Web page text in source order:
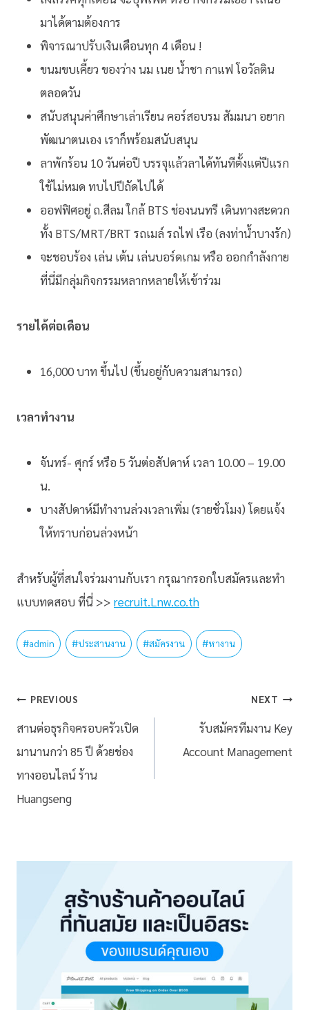
มาได้ตามต้องการ
พิจารณาปรับเงินเดือนทุก 4 เดือน !
ขนมขบเคี้ยว ของว่าง นม เนย น้ำชา กาแฟ โอวัลติน
ตลอดวัน
สนับสนุนค่าศึกษาเล่าเรียน คอร์สอบรม สัมมนา อยาก
พัฒนาตนเอง เราก็พร้อมสนับสนุน
ลาพักร้อน 10 วันต่อปี บรรจุแล้วลาได้ทันทีตั้งแต่ปีแรก
ใช้ไม่หมด ทบไปปีถัดไปได้
ออฟฟิศอยู่ ถ.สีลม ใกล้ BTS ช่องนนทรี เดินทางสะดวก
ทั้ง BTS/MRT/BRT รถเมล์ รถไฟ เรือ (ลงท่าน้ำบางรัก)
จะชอบร้อง เล่น เต้น เล่นบอร์ดเกม หรือ ออกกำลังกาย
ที่นี่มีกลุ่มกิจกรรมหลากหลายให้เข้าร่วม
รายได้ต่อเดือน
16,000 บาท ขึ้นไป (ขึ้นอยู่กับความสามารถ)
เวลาทำงาน
จันทร์- ศุกร์ หรือ 5 วันต่อสัปดาห์ เวลา 10.00 – 19.00
น.
บางสัปดาห์มีทำงานล่วงเวลาเพิ่ม (รายชั่วโมง) โดยแจ้ง
ให้ทราบก่อนล่วงหน้า
สำหรับผู้ที่สนใจร่วมงานกับเรา กรุณากรอกใบสมัครและทำ
แบบทดสอบ ที่นี่ >> recruit.Lnw.co.th
#admin #ประสานงาน #สมัครงาน #หางาน
PREVIOUS
สานต่อธุรกิจครอบครัวเปิด
มานานกว่า 85 ปี ด้วยช่อง
ทางออนไลน์ ร้าน
Huangseng
NEXT
รับสมัครทีมงาน Key
Account Management